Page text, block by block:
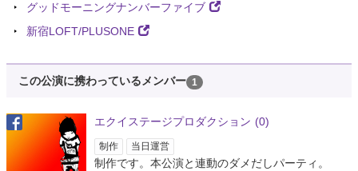
グッドモーニングナンバーファイブ
新宿LOFT/PLUSONE
この公演に携わっているメンバー 1
エクイステージプロダクション (0)
制作 当日運営
制作です。本公演と連動のダメだしパーティ。